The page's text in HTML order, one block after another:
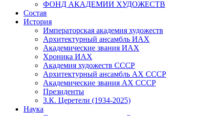
ФОНД АКАДЕМИИ ХУДОЖЕСТВ
Состав
История
Императорская академия художеств
Архитектурный ансамбль ИАХ
Академические звания ИАХ
Хроника ИАХ
Академия художеств СССР
Архитектурный ансамбль АХ СССР
Академические звания АХ СССР
Президенты
З.К. Церетели (1934-2025)
Наука